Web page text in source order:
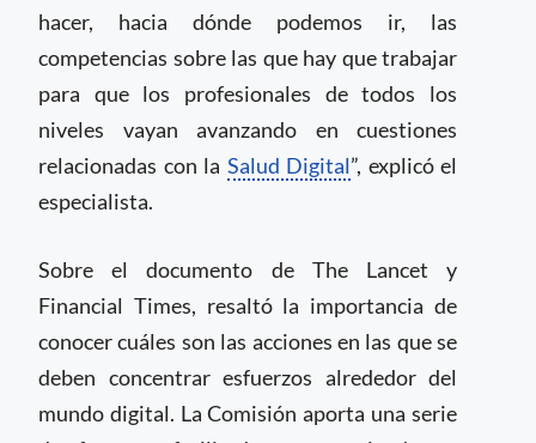
hacer, hacia dónde podemos ir, las
competencias sobre las que hay que trabajar
para que los profesionales de todos los
niveles vayan avanzando en cuestiones
relacionadas con la Salud Digital”, explicó el
especialista.
Sobre el documento de The Lancet y
Financial Times, resaltó la importancia de
conocer cuáles son las acciones en las que se
deben concentrar esfuerzos alrededor del
mundo digital. La Comisión aporta una serie